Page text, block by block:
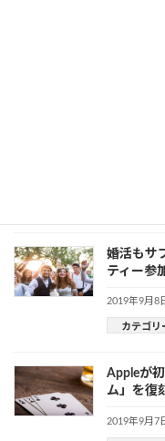
婚活もサ
ティー参
2019年9月8
カテゴリ
Appleが
ム」を復
2019年9月7